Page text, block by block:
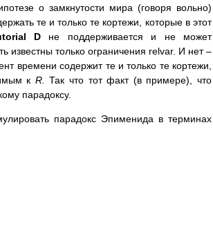
о замкнутости мира (говоря вольно)
те и только те кортежи, которые в этот
D не поддерживается и не может
известны только ограничения relvar. И нет –
времени содержит те и только те кортежи,
к R.Так что тот факт (в примере), что
парадоксу.
парадокс Эпименида в терминах